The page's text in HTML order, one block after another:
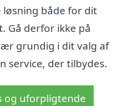
både for dit
Gå derfor ikke på
grundig i dit valg af
service, der tilbydes.
og uforpligtende